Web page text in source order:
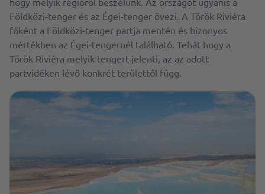
Földközi-tenger és az Égei-tenger övezi. A Török Riviéra
főként a Földközi-tenger partja mentén és bizonyos
mértékben az Égei-tengernél található. Tehát hogy a
Török Riviéra melyik tengert jelenti, az az adott
partvidéken lévő konkrét területtől függ.